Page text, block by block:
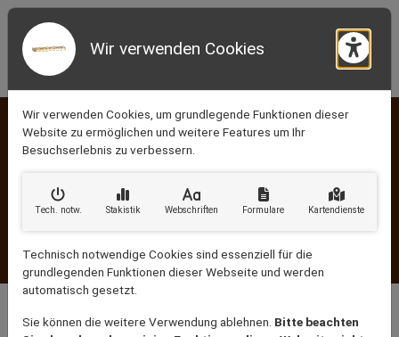
KONTAKTINFORMATIONEN
Rufen Sie uns an:
0151 50 60 35 92
info@bruell-handwerk.de
52152 Simmerath
FENSTER & TÜREN
Wir verwenden Cookies
Wir verwenden Cookies, um grundlegende Funktionen dieser
Website zu ermöglichen und weitere Features um Ihr
Besuchserlebnis zu verbessern.
Tech. notw. Stakistik Webschriften Formulare Kartendienste
Technisch notwendige Cookies sind essenziell für die
grundlegenden Funktionen dieser Webseite und werden
automatisch gesetzt.
Sie können die weitere Verwendung ablehnen. Bitte beachten